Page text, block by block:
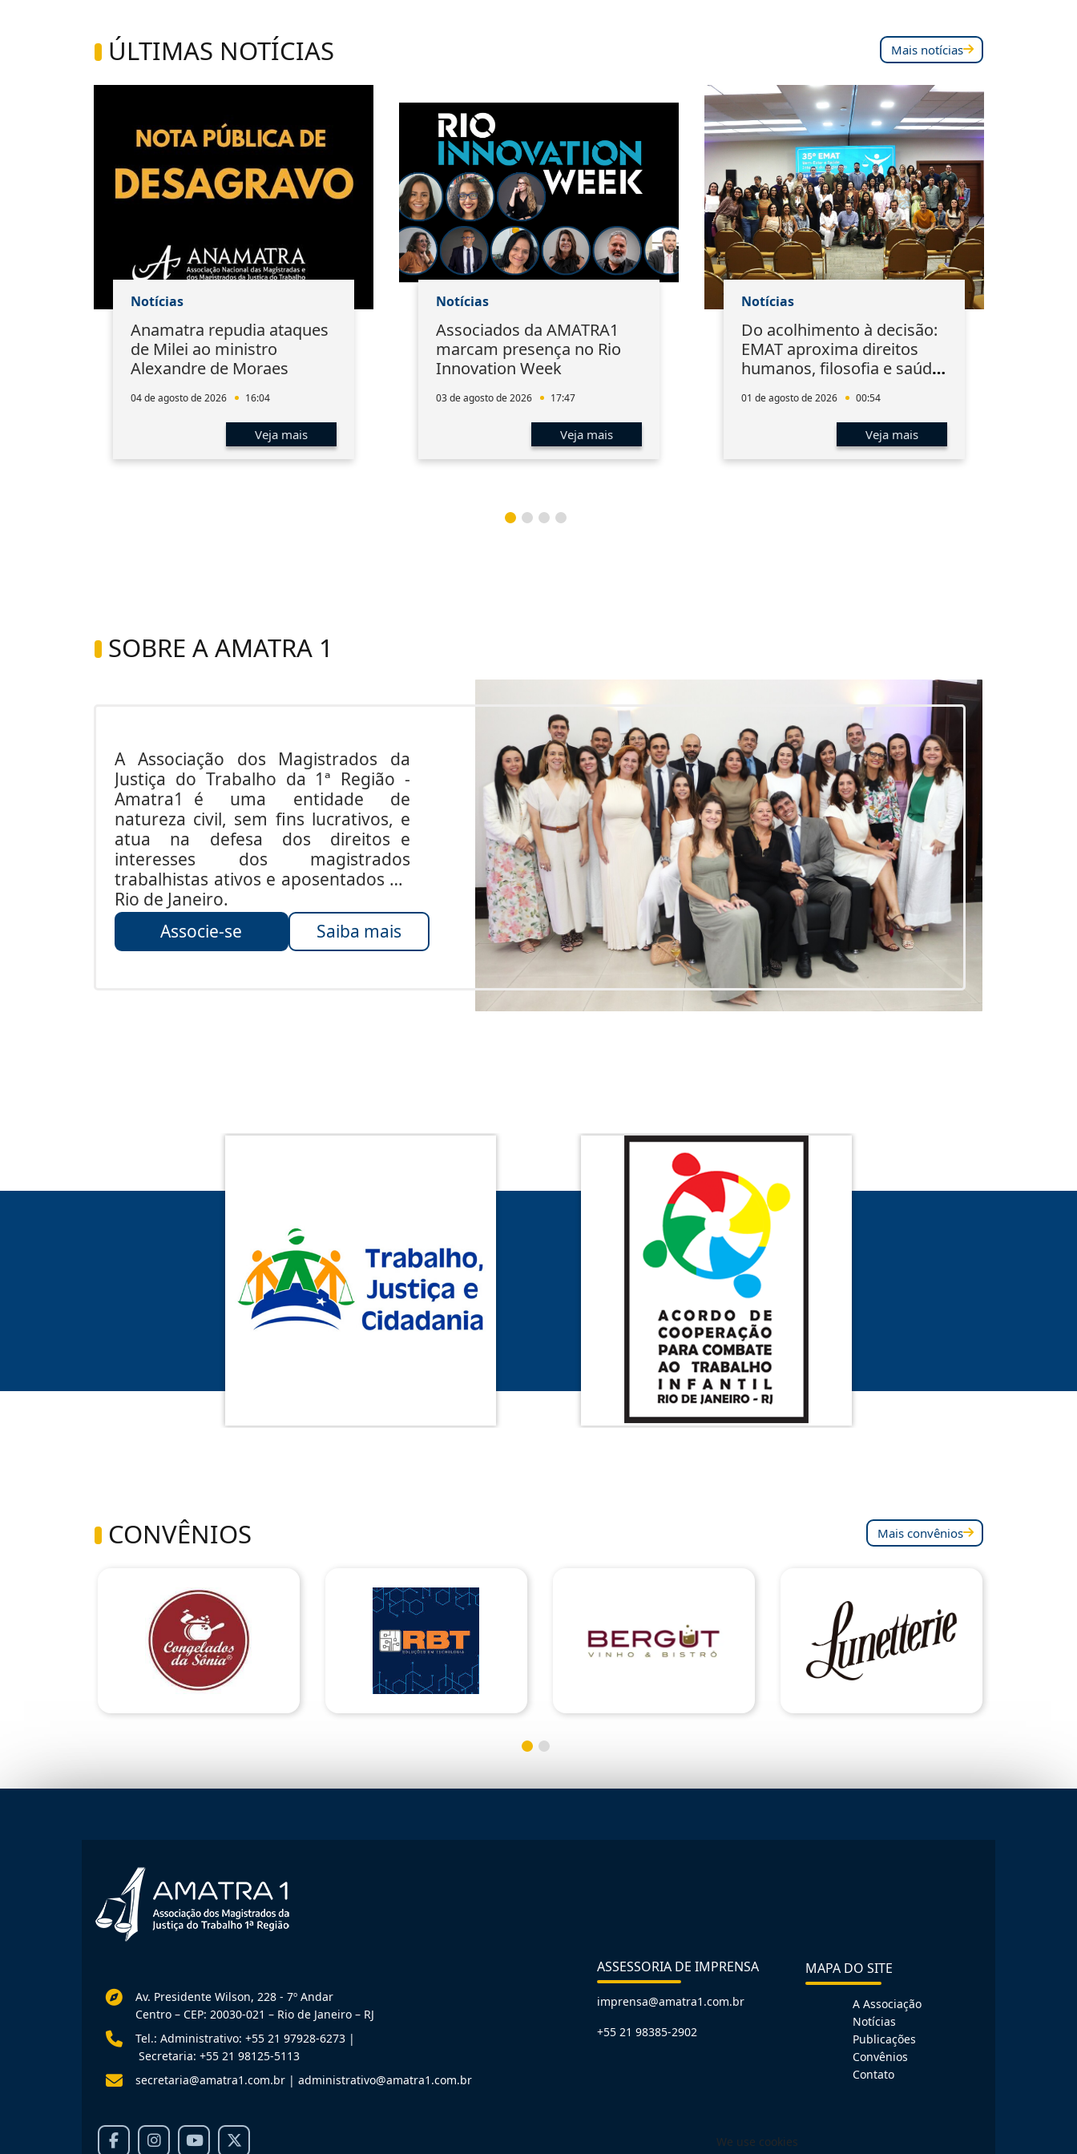
Mais notícias
ÚLTIMAS NOTÍCIAS
Notícias
Anamatra repudia ataques
de Milei ao ministro
Alexandre de Moraes
04 de agosto de 2026 16:04
Veja mais
Notícias
Associados da AMATRA1
marcam presença no Rio
Innovation Week
03 de agosto de 2026 17:47
Veja mais
Notícias
Do acolhimento à decisão:
EMAT aproxima direitos
humanos, filosofia e saúde
01 de agosto de 2026 00:54
Veja mais
SOBRE A AMATRA 1
A Associação dos Magistrados da
Justiça do Trabalho da 1ª Região -
Amatra1 é uma entidade de
natureza civil, sem fins lucrativos, e
atua na defesa dos direitos e
interesses dos magistrados
trabalhistas ativos e aposentados do
Rio de Janeiro.
Associe-se
Saiba mais
CONVÊNIOS Mais convênios
Av. Presidente Wilson, 228 - 7º Andar
Centro – CEP: 20030-021 – Rio de Janeiro – RJ
Tel.: Administrativo: +55 21 97928-6273 |
Secretaria: +55 21 98125-5113
secretaria@amatra1.com.br | administrativo@amatra1.com.br
ASSESSORIA DE IMPRENSA
imprensa@amatra1.com.br
+55 21 98385-2902
MAPA DO SITE
A Associação
Notícias
Publicações
Convênios
Contato
We use cookies